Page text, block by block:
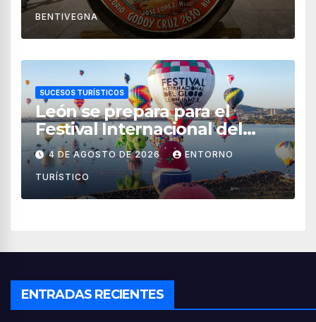
BENTIVEGNA
SUCESOS TURÍSTICOS
León se prepara para el
Festival Internacional del
Globo 2026 con pilotos de 25
países
4 DE AGOSTO DE 2026 ENTORNO
TURÍSTICO
ENTRADAS RECIENTES